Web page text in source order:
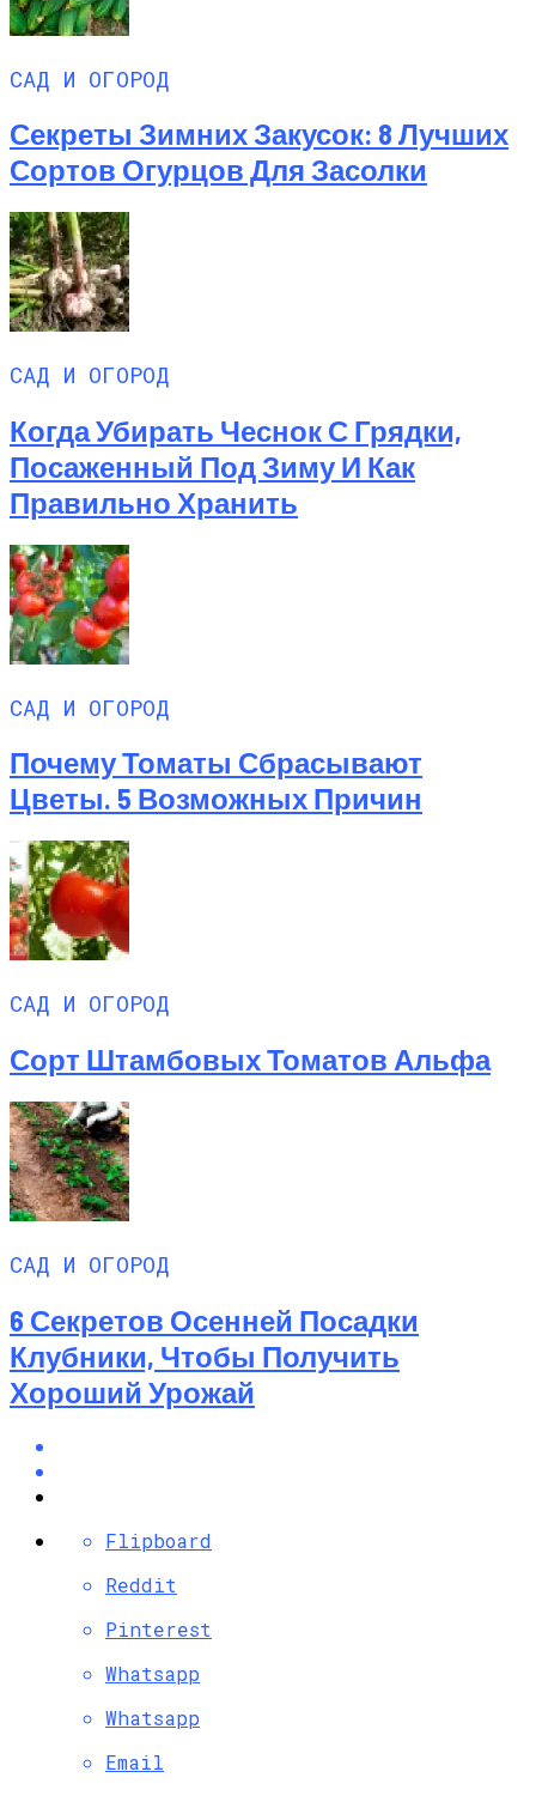
САД И ОГОРОД
Секреты Зимних Закусок: 8 Лучших
Сортов Огурцов Для Засолки
САД И ОГОРОД
Когда Убирать Чеснок С Грядки,
Посаженный Под Зиму И Как
Правильно Хранить
САД И ОГОРОД
Почему Томаты Сбрасывают
Цветы. 5 Возможных Причин
САД И ОГОРОД
Сорт Штамбовых Томатов Альфа
САД И ОГОРОД
6 Секретов Осенней Посадки
Клубники, Чтобы Получить
Хороший Урожай
Flipboard
Reddit
Pinterest
Whatsapp
Whatsapp
Email